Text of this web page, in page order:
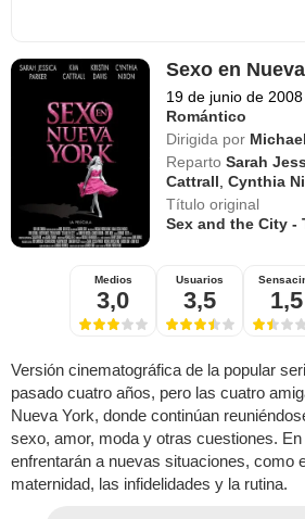
Sexo en
19 de junio de 2008
Romántico
Dirigida por
Reparto Sarah
Cattrall,Cynthia
Título original
Sex and the City -
Medios
3,0
Usuarios
3,5 1,5
Versión cinematográfica de la popular
pasado cuatro años, pero las cuatro
Nueva York, donde continúan
sexo, amor, moda y otras cuestiones.
enfrentarán a nuevas situaciones, como
maternidad, las infidelidades y la rutina.